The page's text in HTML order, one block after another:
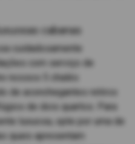
cabanas
cuidadosamente
com serviço de
nossos 5 chalés
de aconchegantes retiros
de dois quartos. Para
luxuosa, opte por uma de
quais apresentam